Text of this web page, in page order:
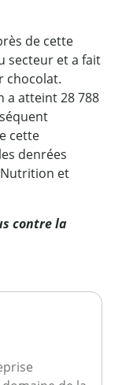
de cette
secteur et a fait
chocolat.
a atteint 28 788
cette
denrées
et
contre la